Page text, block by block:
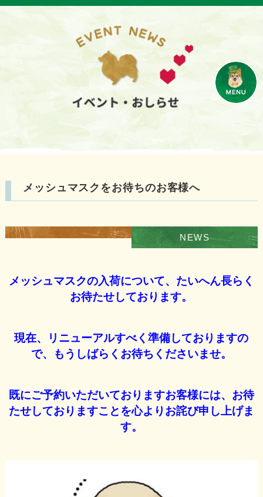
メッシュマスクをお待ちのお客様へ
NEWS
メッシュマスクの入荷について、たいへん長らく
お待たせしております。
現在、リニューアルすべく準備しておりますの
で、もうしばらくお待ちくださいませ。
既にご予約いただいておりますお客様には、お待
たせしておりますことを心よりお詫び申し上げま
す。